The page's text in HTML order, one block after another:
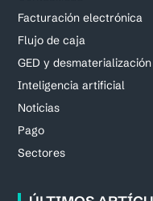
Facturación electrónica
Flujo de caja
GED y desmaterialización
Inteligencia artificial
Noticias
Pago
Sectores